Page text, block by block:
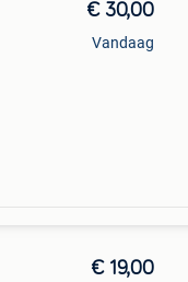
€ 30,00
Vandaag
€ 19,00